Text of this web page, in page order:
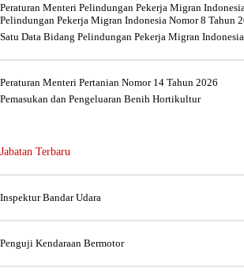
Peraturan Menteri Pelindungan Pekerja Migran
Pelindungan Pekerja Migran Indonesia Nomor 8 Tahun
Satu Data Bidang Pelindungan Pekerja Migran Indonesia
Peraturan Menteri Pertanian Nomor 14 Tahun 2026
Pemasukan dan Pengeluaran Benih Hortikultur
Jabatan Terbaru
Inspektur Bandar Udara
Penguji Kendaraan Bermotor